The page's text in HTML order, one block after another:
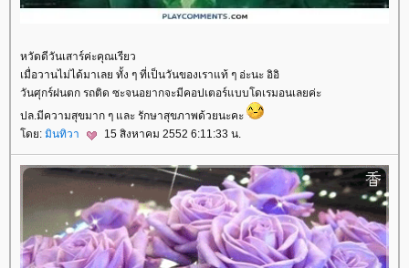
หวัดดีวันเสาร์ค่ะคุณเรียว
เมื่อวานไม่ได้มาเลย ทั้ง ๆ ที่เป็นวันของเราแท้ ๆ อ่ะนะ อิอิ
วันศุกร์ฝนตก รถติด ซะจนอยากจะมีคอปเตอร์แบบโดเรมอนเลยค่ะ
ปล.มีความสุขมาก ๆ และ รักษาสุขภาพด้วยนะคะ
ดย: มินทิวา 15 สิงหาคม 2552 6:11:33 น.